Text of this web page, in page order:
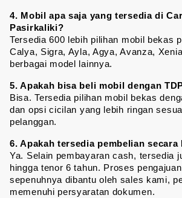
4. Mobil apa saja yang tersedia di
Pasirkaliki?
Tersedia 600 lebih pilihan mobil bekas
Calya, Sigra, Ayla, Agya, Avanza,
berbagai model lainnya.
5. Apakah bisa beli mobil dengan
Bisa. Tersedia pilihan mobil bekas
dan opsi cicilan yang lebih ringan
pelanggan.
6. Apakah tersedia pembelian secara
Ya. Selain pembayaran cash, tersedia
hingga tenor 6 tahun. Proses
sepenuhnya dibantu oleh sales kami,
memenuhi persyaratan dokumen.